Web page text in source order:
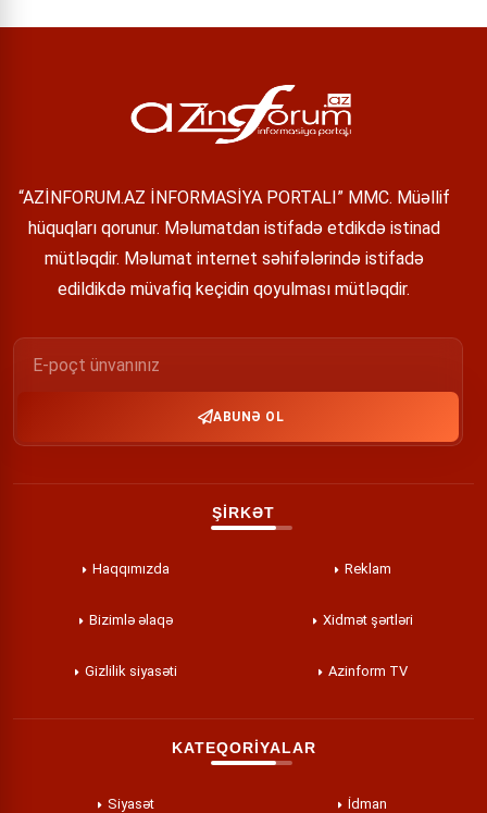
“AZİNFORUM.AZ İNFORMASİYA PORTALI” MMC. Müəllif
hüquqları qorunur. Məlumatdan istifadə etdikdə istinad
mütləqdir. Məlumat internet səhifələrində istifadə
edildikdə müvafiq keçidin qoyulması mütləqdir.
ABUNƏ OL
ŞİRKƏT
Haqqımızda Reklam
Bizimlə əlaqə Xidmət şərtləri
Gizlilik siyasəti Azinform TV
KATEQORİYALAR
Siyasət İdman